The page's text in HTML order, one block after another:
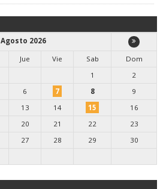
Agosto 2026
Jue Vie Sab
Dom
1
2
6 7 8
9
13 14 15
16
20 21 22
23
27 28 29
30